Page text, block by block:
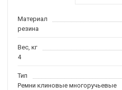
Материал
резина
Вес, кг
4
Тип
Ремни клиновые многоручьевые